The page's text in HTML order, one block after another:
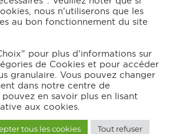
douces, coupez-les
niveau 0,7 L dans le bol du
nous n'utiliserons que les
au bon fonctionnement du site
pour plus d'informations sur
de Cookies et pour accéder
granulaire. Vous pouvez changer
dans notre centre de
pouvez en savoir plus en lisant
aux cookies.
tous les cookies Tout refuser